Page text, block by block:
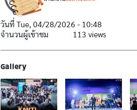
วันที่Tue, 04/28/2026 - 10:48
จำนวนผู้เข้าชม
113 views
Gallery